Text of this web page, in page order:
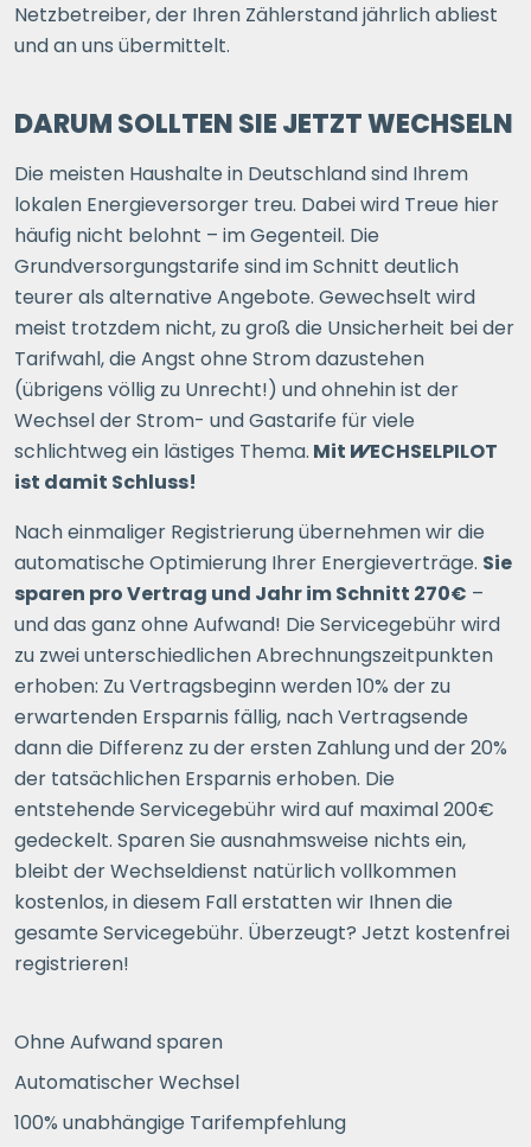
Netzbetreiber, der Ihren Zählerstand jährlich abliest
und an uns übermittelt.
DARUM SOLLTEN SIE JETZT WECHSELN
Die meisten Haushalte in Deutschland sind Ihrem
lokalen Energieversorger treu. Dabei wird Treue hier
häufig nicht belohnt – im Gegenteil. Die
Grundversorgungstarife sind im Schnitt deutlich
teurer als alternative Angebote. Gewechselt wird
meist trotzdem nicht, zu groß die Unsicherheit bei der
Tarifwahl, die Angst ohne Strom dazustehen
(übrigens völlig zu Unrecht!) und ohnehin ist der
Wechsel der Strom- und Gastarife für viele
schlichtweg ein lästiges Thema. Mit WECHSELPILOT
ist damit Schluss!
Nach einmaliger Registrierung übernehmen wir die
automatische Optimierung Ihrer Energieverträge. Sie
sparen pro Vertrag und Jahr im Schnitt 270€ –
und das ganz ohne Aufwand! Die Servicegebühr wird
zu zwei unterschiedlichen Abrechnungszeitpunkten
erhoben: Zu Vertragsbeginn werden 10% der zu
erwartenden Ersparnis fällig, nach Vertragsende
dann die Differenz zu der ersten Zahlung und der 20%
der tatsächlichen Ersparnis erhoben. Die
entstehende Servicegebühr wird auf maximal 200€
gedeckelt. Sparen Sie ausnahmsweise nichts ein,
bleibt der Wechseldienst natürlich vollkommen
kostenlos, in diesem Fall erstatten wir Ihnen die
gesamte Servicegebühr. Überzeugt? Jetzt kostenfrei
registrieren!
Ohne Aufwand sparen
Automatischer Wechsel
100% unabhängige Tarifempfehlung